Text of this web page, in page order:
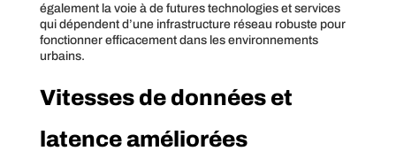
également la voie à de futures technologies et services
qui dépendent d’une infrastructure réseau robuste pour
fonctionner efficacement dans les environnements
urbains.
Vitesses de données et
latence améliorées